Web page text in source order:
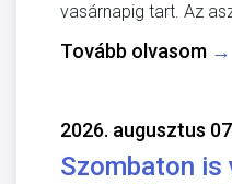
vasárnapig tart. Az
Tovább olvasom →
2026. augusztus
Szombaton is